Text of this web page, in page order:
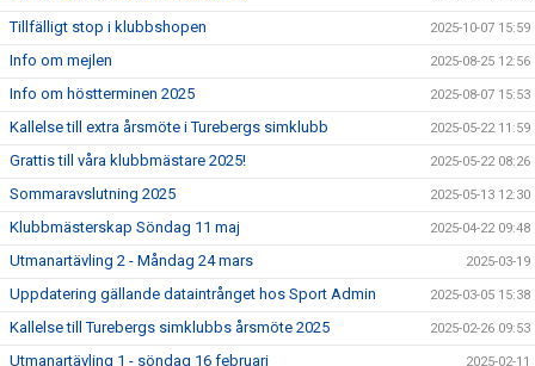
Tillfälligt stop i klubbshopen 2025-10-07 15:59
Info om mejlen 2025-08-25 12:56
Info om höstterminen 2025 2025-08-07 15:53
Kallelse till extra årsmöte i Turebergs simklubb 2025-05-22 11:59
Grattis till våra klubbmästare 2025! 2025-05-22 08:26
Sommaravslutning 2025 2025-05-13 12:30
Klubbmästerskap Söndag 11 maj 2025-04-22 09:48
Utmanartävling 2 - Måndag 24 mars 2025-03-19
Uppdatering gällande dataintrånget hos Sport Admin 2025-03-05 15:38
Kallelse till Turebergs simklubbs årsmöte 2025 2025-02-26 09:53
Utmanartävling 1 - söndag 16 februari 2025-02-11